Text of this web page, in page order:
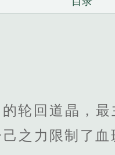
轮回道晶，
之力限制了血